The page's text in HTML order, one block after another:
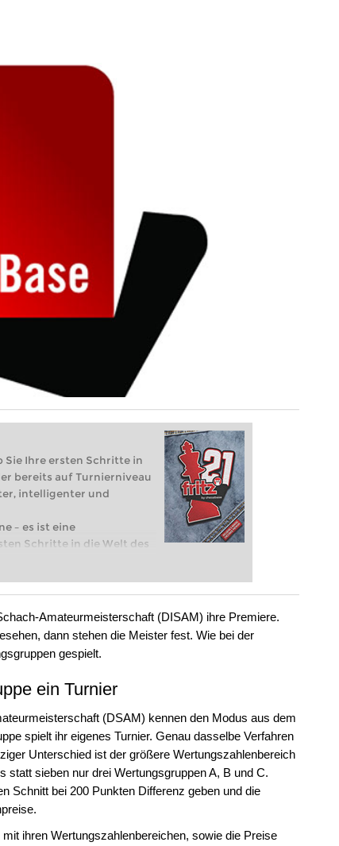
Sie Ihre ersten Schritte in
bereits auf Turnierniveau
intelligenter und
– es ist eine
Schritte in die Welt des
spielen: Mit
Amateurmeisterschaft (DISAM) ihre Premiere.
dann stehen die Meister fest. Wie bei der
gespielt.
ein Turnier
(DSAM) kennen den Modus aus dem
spielt ihr eigenes Turnier. Genau dasselbe Verfahren
Unterschied ist der größere Wertungszahlenbereich
sieben nur drei Wertungsgruppen A, B und C.
Schnitt bei 200 Punkten Differenz geben und die
ihren Wertungszahlenbereichen, sowie die Preise